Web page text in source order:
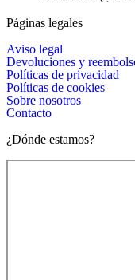
Páginas legales
Aviso legal
Devoluciones y
Políticas de privacidad
Políticas de cookies
Sobre nosotros
Contacto
¿Dónde estamos?